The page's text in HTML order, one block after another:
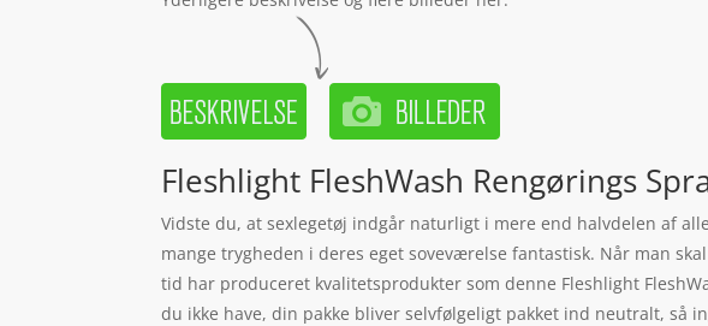
Fleshlight FleshWash Rengørings
Vidste du, at sexlegetøj indgår naturligt i mere end halvdelen af
mange trygheden i deres eget soveværelse fantastisk. Når man
tid har produceret kvalitetsprodukter som denne Fleshlight
du ikke have, din pakke bliver selvfølgeligt pakket ind neutralt, så